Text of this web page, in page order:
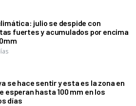
julio se despide con
fuertes y acumulados por encima
se hace sentir y esta es la zona en
esperan hasta 100 mm en los
días